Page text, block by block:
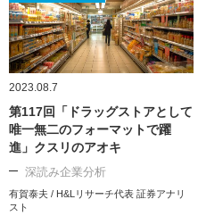
2023.08.7
第117回「ドラッグストアとして
唯一無二のフォーマットで躍
進」クスリのアオキ
深読み企業分析
有賀泰夫 / H&Lリサーチ代表 証券アナリ
スト